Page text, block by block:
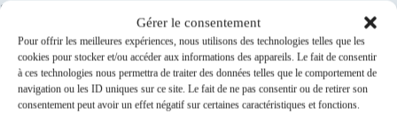
Gérer le consentement
Pour offrir les meilleures expériences, nous utilisons des technologies telles que les
cookies pour stocker et/ou accéder aux informations des appareils. Le fait de consentir
à ces technologies nous permettra de traiter des données telles que le comportement de
navigation ou les ID uniques sur ce site. Le fait de ne pas consentir ou de retirer son
consentement peut avoir un effet négatif sur certaines caractéristiques et fonctions.
Sponsors